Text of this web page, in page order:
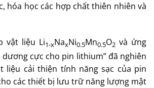
hóa học các hợp chất thiên nhiên và
vật liệu Li1-xNaxNi0.5Mn0.5O2 và ứng
cực cho pin lithium” đã nghiên
liệu cải thiện tính năng sạc của pin
các thiết bị lưu trữ năng lượng mật